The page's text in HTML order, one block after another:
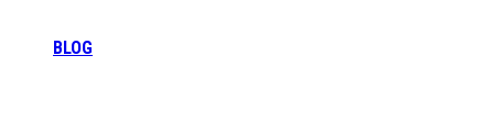
BLOG